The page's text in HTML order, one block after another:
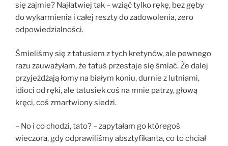
się zajmie? Najłatwiej tak – wziąć tylko rękę, bez gęby
do wykarmienia i całej reszty do zadowolenia, zero
odpowiedzialności.
Śmieliśmy się z tatusiem z tych kretynów, ale pewnego
razu zauważyłam, że tatuś przestaje się śmiać. Że dalej
przyjeżdżają łomy na białym koniu, durnie z lutniami,
idioci od ręki, ale tatusiek coś na mnie patrzy, głową
kręci, coś zmartwiony siedzi.
– No i co chodzi, tato? – zapytałam go któregoś
wieczora, gdy odprawiliśmy absztyfikanta, co to chciał